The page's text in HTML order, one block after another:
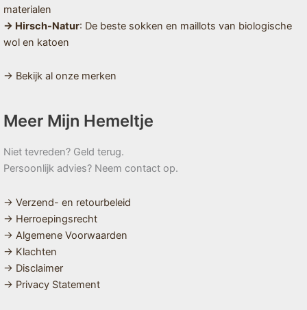
materialen
→ Hirsch-Natur: De beste sokken en maillots van biologische
wol en katoen
→ Bekijk al onze merken
Meer Mijn Hemeltje
Niet tevreden? Geld terug.
Persoonlijk advies? Neem contact op.
→ Verzend- en retourbeleid
→ Herroepingsrecht
→ Algemene Voorwaarden
→ Klachten
→ Disclaimer
→ Privacy Statement